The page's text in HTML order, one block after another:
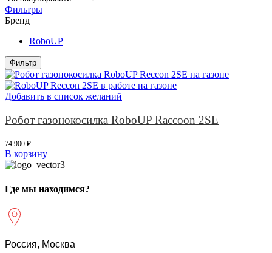
Фильтры
Бренд
RoboUP
Фильтр
Добавить в список желаний
Робот газонокосилка RoboUP Raccoon 2SE
74 900 ₽
В корзину
Где мы находимся?
Россия, Москва